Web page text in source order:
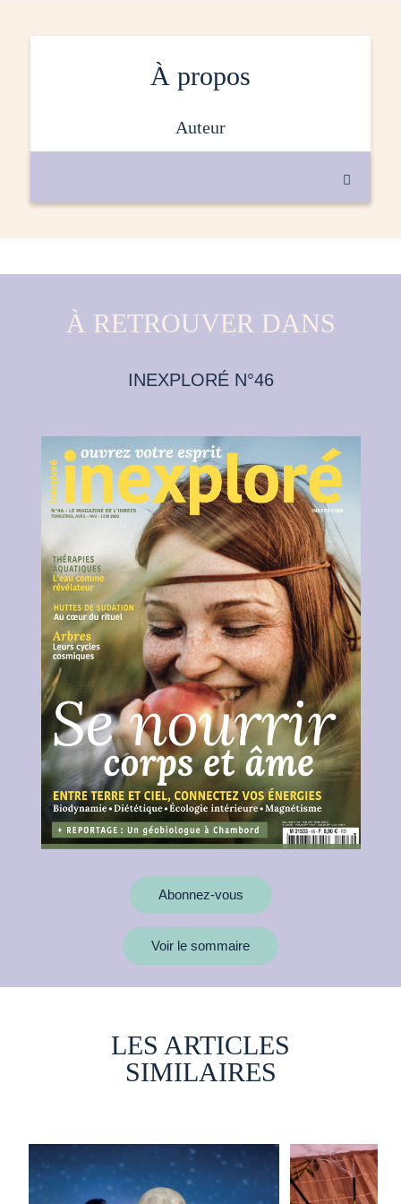
À propos
auteur

À RETROUVER DANS
INEXPLORÉ N°46
Abonnez-vous
Voir le sommaire
LES ARTICLES
SIMILAIRES